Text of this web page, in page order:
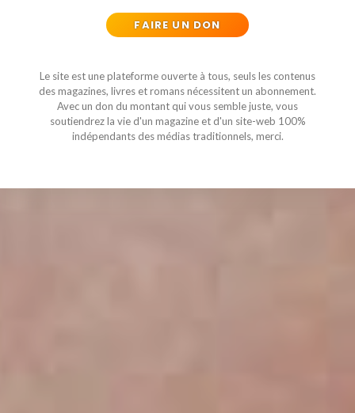
FAIRE UN DON
Le site est une plateforme ouverte à tous, seuls les contenus
des magazines, livres et romans nécessitent un abonnement.
Avec un don du montant qui vous semble juste, vous
soutiendrez la vie d'un magazine et d'un site-web 100%
indépendants des médias traditionnels, merci.